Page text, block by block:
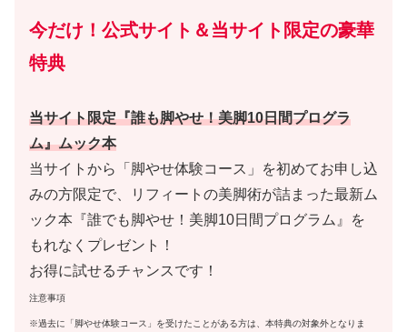
今だけ！公式サイト＆当サイト限定の豪華
特典
当サイト限定『誰も脚やせ！美脚10日間プログラ
ム』ムック本
当サイトから「脚やせ体験コース」を初めてお申し込
みの方限定で、リフィートの美脚術が詰まった最新ム
ック本『誰でも脚やせ！美脚10日間プログラム』を
もれなくプレゼント！
お得に試せるチャンスです！
注意事項
※過去に「脚やせ体験コース」を受けたことがある方は、本特典の対象外となりま